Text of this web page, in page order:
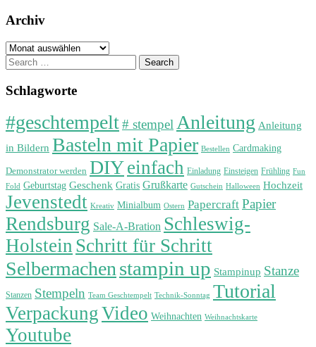
Archiv
Archiv
Search
for:
Schlagworte
#geschtempelt# stempelAnleitung Anleitung
in Bildern Basteln mit Papier Bestellen Cardmaking
Demonstrator werden DIYeinfach Einladung Einsteigen Frühling Fun
Fold Geburtstag Geschenk Gratis Grußkarte Gutschein Halloween Hochzeit
Jevenstedt Kreativ Minialbum Ostern Papercraft Papier
Rendsburg Sale-A-Bration Schleswig-
Holstein Schritt für Schritt
Selbermachenstampin up Stampinup Stanze
Stanzen Stempeln Team Geschtempelt Technik-Sonntag Tutorial
VerpackungVideo Weihnachten Weihnachtskarte
Youtube